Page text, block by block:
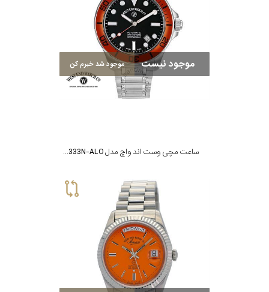
موجود نیست موجود شد خبرم کن
ساعت مچی وست اند واچ مدل 10W6850.10.3333N-ALO